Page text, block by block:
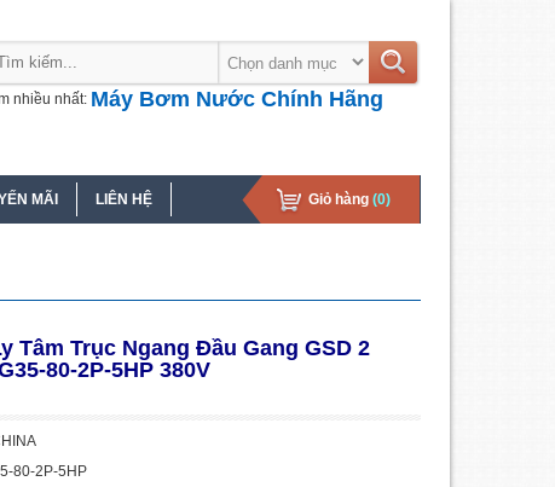
nhiều nhất: Máy Bơm Nước Chính Hãng
MÃI LIÊN HỆ Giỏ hàng (0)
Tâm Trục Ngang Đầu Gang GSD 2
80-2P-5HP 380V
80-2P-5HP